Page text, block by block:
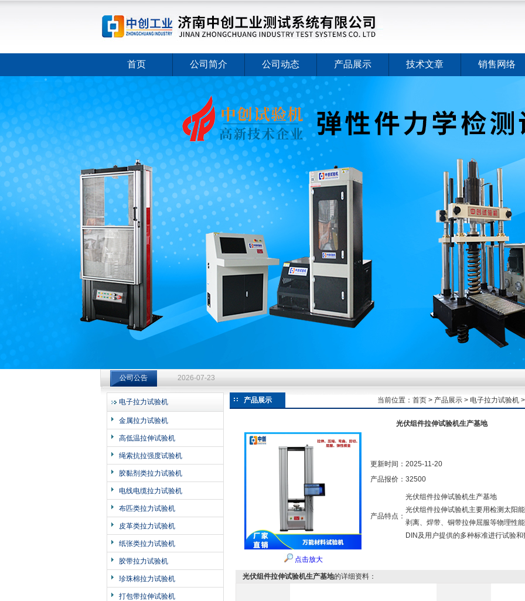
济南中创工业测试系统有限公司
首页 公司简介 公司动态 产品展示 技术文章 销售网络
公司公告 2026-07-23
钻杆扭转试验台选型指南：从额定扭矩到加载频率的工况适配逻辑
2026-07-23
钻杆扭转试验台选型指南：从额定扭矩到加载频率的工况适配逻辑
2026-07-23
电子拉力试验机
金属拉力试验机
高低温拉伸试验机
绳索抗拉强度试验机
胶黏剂类拉力试验机
电线电缆拉力试验机
布匹类拉力试验机
皮革类拉力试验机
纸张类拉力试验机
胶带拉力试验机
珍珠棉拉力试验机
打包带拉伸试验机
产品展示 当前位置： 首页 > 产品展示 > 电子拉力试验机 >
光伏组件拉伸试验机生产基地
点击放大
更新时间： 2025-11-20
产品报价： 32500
产品特点：
光伏组件拉伸试验机生产基地
光伏组件拉伸试验机主要用检测太阳
剥离、焊带、铜带拉伸屈服等物理性
DIN及用户提供的多种标准进行试验和
光伏组件拉伸试验机生产基地的详细资料：